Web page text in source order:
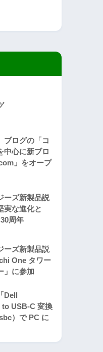
ブログの「コ
中心に新ブロ
」をオープ
ーズ新製品説
実な進化と
周年
ーズ新製品説
One タワー
」に参加
to USB-C 変換
）で PC に